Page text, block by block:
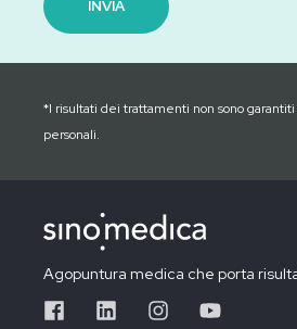
*I risultati dei trattamenti non sono
personali.
Agopuntura medica che porta